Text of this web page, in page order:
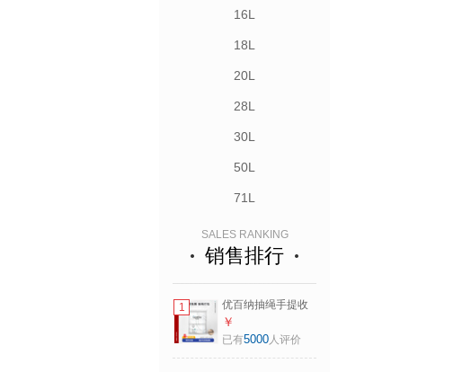
16L
18L
20L
28L
30L
50L
71L
SALES RANKING
销售排行
1
优百纳抽绳手提收
口垃圾袋加厚可光
降解塑料袋束口B系
￥
已有5000人评价